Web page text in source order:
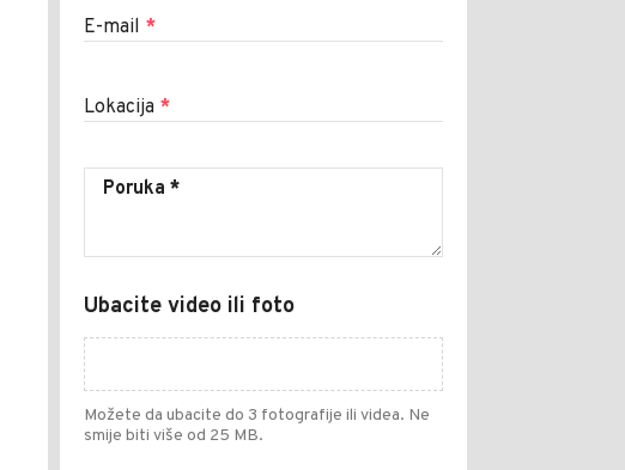
E-mail *
Lokacija *
Ubacite video ili foto
Možete da ubacite do 3 fotografije ili videa. Ne
smije biti više od 25 MB.